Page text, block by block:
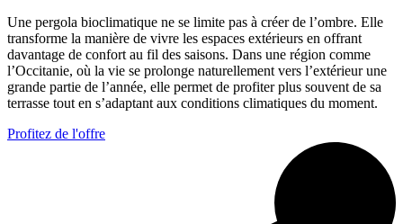
Une pergola bioclimatique ne se limite pas à créer de l’ombre. Elle
transforme la manière de vivre les espaces extérieurs en offrant
davantage de confort au fil des saisons. Dans une région comme
l’Occitanie, où la vie se prolonge naturellement vers l’extérieur une
grande partie de l’année, elle permet de profiter plus souvent de sa
terrasse tout en s’adaptant aux conditions climatiques du moment.
Profitez de l'offre